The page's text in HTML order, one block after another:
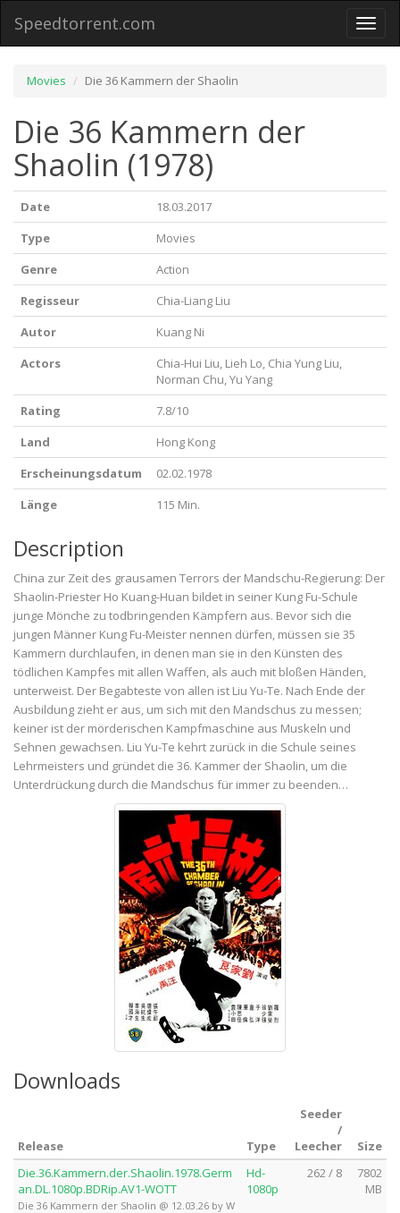
Toggle
Speedtorrent.com
Movies Die 36 Kammern der Shaolin
Die 36 Kammern der
Shaolin (1978)
Date
18.03.2017
Type
Movies
Genre
Action
Regisseur
Chia-Liang Liu
Autor
Kuang Ni
Actors
Chia-Hui Liu, Lieh Lo, Chia Yung Liu,
Norman Chu, Yu Yang
Rating
7.8/10
Land
Hong Kong
Erscheinungsdatum
02.02.1978
Länge
115 Min.
Description
China zur Zeit des grausamen Terrors der Mandschu-Regierung: Der
Shaolin-Priester Ho Kuang-Huan bildet in seiner Kung Fu-Schule
junge Mönche zu todbringenden Kämpfern aus. Bevor sich die
jungen Männer Kung Fu-Meister nennen dürfen, müssen sie 35
Kammern durchlaufen, in denen man sie in den Künsten des
tödlichen Kampfes mit allen Waffen, als auch mit bloßen Händen,
unterweist. Der Begabteste von allen ist Liu Yu-Te. Nach Ende der
Ausbildung zieht er aus, um sich mit den Mandschus zu messen;
keiner ist der mörderischen Kampfmaschine aus Muskeln und
Sehnen gewachsen. Liu Yu-Te kehrt zurück in die Schule seines
Lehrmeisters und gründet die 36. Kammer der Shaolin, um die
Unterdrückung durch die Mandschus für immer zu beenden…
Downloads
Release Type
Seeder
/
Leecher
Size
Die.36.Kammern.der.Shaolin.1978.Germ
an.DL.1080p.BDRip.AV1-WOTT
Die 36 Kammern der Shaolin @ 12.03.26 by W
Hd-
1080p
262 / 8
7802
MB